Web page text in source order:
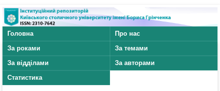
Головна
Про нас
За роками
За темами
За відділами
За авторами
Статистика